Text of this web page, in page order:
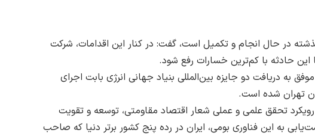
در حال انجام و تکمیل است، گفت: در کنار این اقدامات، شرکت
حادثه با کم‌ترین خسارات رفع شود.
دریافت دو جایزه بین‌المللی بنیاد جهانی انرژی بابت اجرای
تهران شده است.
تحقق علمی و عملی شعار اقتصاد مقاومتی، توسعه و تقویت
به این فناوری بومی، ایران در رده پنج کشور برتر دنیا که صاحب